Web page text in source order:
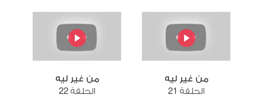
من غير ليه
الحلقة 21
من غير ليه
الحلقة 22